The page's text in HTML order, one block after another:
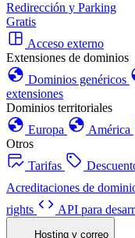
Redirección y Parking
Gratis
Acceso externo
Extensiones de dominios
Dominios genéricos
extensiones
Dominios territoriales
Europa
América
Otros
Tarifas
Acreditaciones de
rights
API para
Hosting y correo